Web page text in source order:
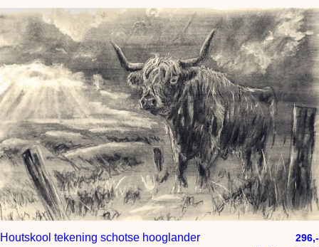
Houtskool tekening schotse hooglander 296,-